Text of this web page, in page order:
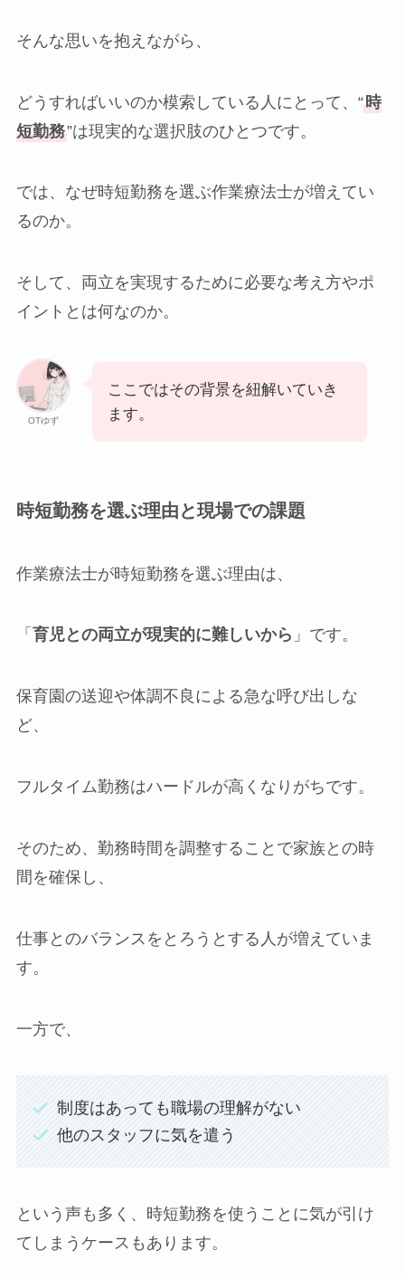
そんな思いを抱えながら、
どうすればいいのか模索している人にとって、“時
短勤務”は現実的な選択肢のひとつです。
では、なぜ時短勤務を選ぶ作業療法士が増えてい
るのか。
そして、両立を実現するために必要な考え方やポ
イントとは何なのか。
OTゆず
ここではその背景を紐解いていき
ます。
時短勤務を選ぶ理由と現場での課題
作業療法士が時短勤務を選ぶ理由は、
「 育児との両立が現実的に難しいから 」です。
保育園の送迎や体調不良による急な呼び出しな
ど、
フルタイム勤務はハードルが高くなりがちです。
そのため、勤務時間を調整することで家族との時
間を確保し、
仕事とのバランスをとろうとする人が増えていま
す。
一方で、
制度はあっても職場の理解がない
他のスタッフに気を遣う
という声も多く、時短勤務を使うことに気が引け
てしまうケースもあります。